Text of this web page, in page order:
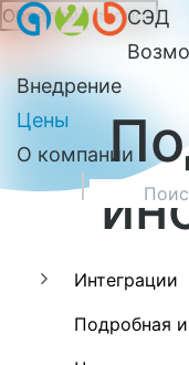
Обратный звонок
Онлайн-
СЭД
Внедрение
Цены
О компании
Интеграции